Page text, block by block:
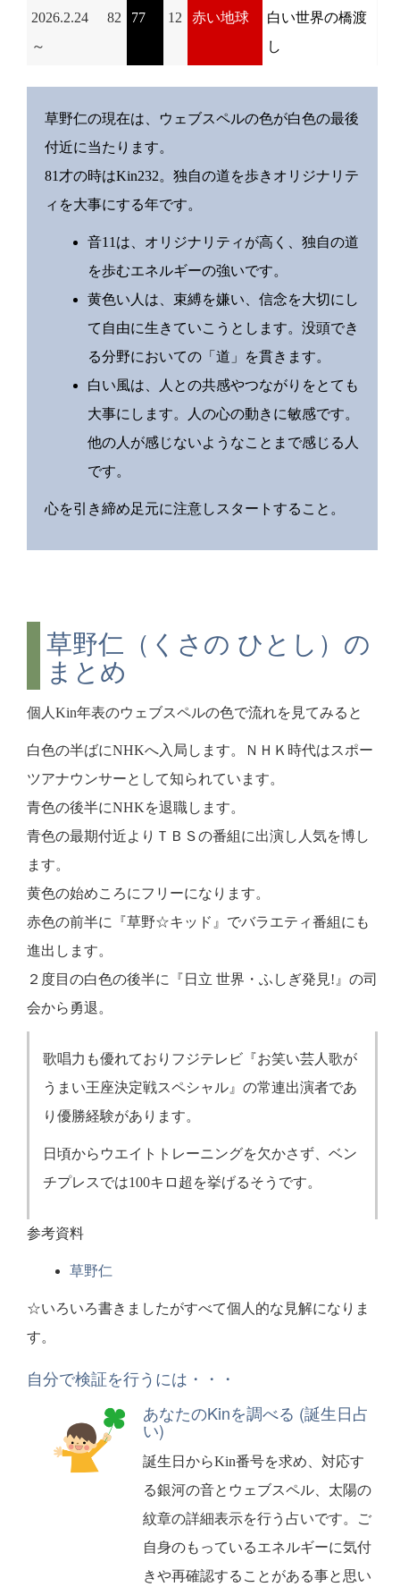
2026.2.24
～
82 77 12 赤い地球
白い世界の橋渡
し
草野仁の現在は、ウェブスペルの色が白色の最後
付近に当たります。
81才の時はKin232。独自の道を歩きオリジナリテ
ィを大事にする年です。
音11は、オリジナリティが高く、独自の道
を歩むエネルギーの強いです。
黄色い人は、束縛を嫌い、信念を大切にし
て自由に生きていこうとします。没頭でき
る分野においての「道」を貫きます。
白い風は、人との共感やつながりをとても
大事にします。人の心の動きに敏感です。
他の人が感じないようなことまで感じる人
です。
心を引き締め足元に注意しスタートすること。
草野仁（くさの ひとし）の
まとめ
個人Kin年表のウェブスペルの色で流れを見てみると
白色の半ばにNHKへ入局します。ＮＨＫ時代はスポー
ツアナウンサーとして知られています。
青色の後半にNHKを退職します。
青色の最期付近よりＴＢＳの番組に出演し人気を博し
ます。
黄色の始めころにフリーになります。
赤色の前半に『草野☆キッド』でバラエティ番組にも
進出します。
２度目の白色の後半に『日立 世界・ふしぎ発見!』の司
会から勇退。
歌唱力も優れておりフジテレビ『お笑い芸人歌が
うまい王座決定戦スペシャル』の常連出演者であ
り優勝経験があります。
日頃からウエイトトレーニングを欠かさず、ベン
チプレスでは100キロ超を挙げるそうです。
参考資料
草野仁
☆いろいろ書きましたがすべて個人的な見解になりま
す。
自分で検証を行うには・・・
あなたのKinを調べる (誕生日占
い)
誕生日からKin番号を求め、対応す
る銀河の音とウェブスペル、太陽の
紋章の詳細表示を行う占いです。ご
自身のもっているエネルギーに気付
きや再確認することがある事と思い